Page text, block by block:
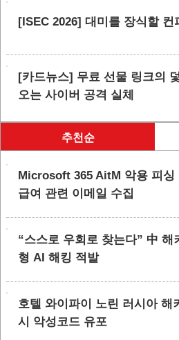
[ISEC 2026] 대미를 장식할
[카드뉴스] 무료 선물 링크의
오는 사이버 공격 실체
추천순
Microsoft 365 AitM 악용 피싱
급여 관련 이메일 수집
“스스로 우회로 찾는다” 中 해
형 AI 해킹 적발
호텔 와이파이 노린 러시아 해
시 악성코드 유포